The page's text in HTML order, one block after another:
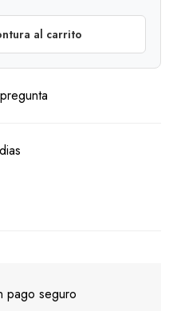
al carrito
pago seguro